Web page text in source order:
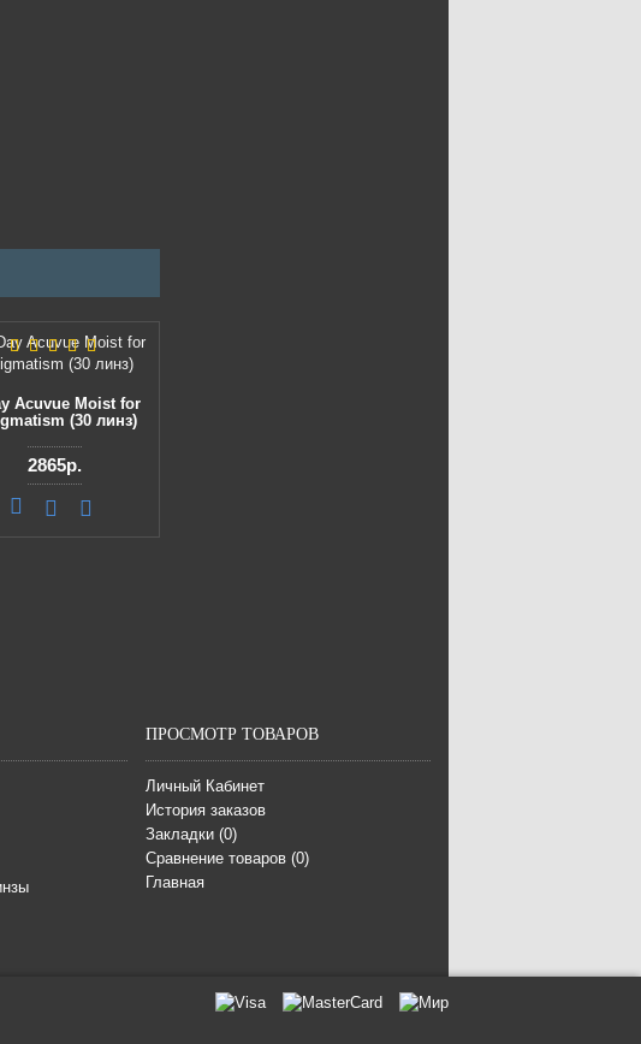
Acuvue Moist for
(30 линз)
2865р.
ПРОСМОТР ТОВАРОВ
Личный Кабинет
История заказов
Закладки (0)
Сравнение товаров (0)
Главная